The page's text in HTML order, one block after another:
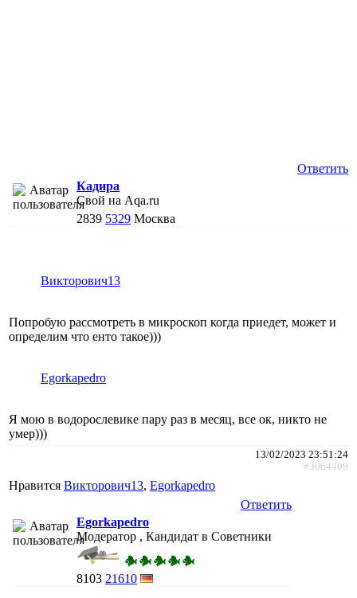
Ответить
Кадира
Свой на Aqa.ru
2839 5329 Москва
Викторович13
Попробую рассмотреть в микроскоп когда приедет, может и
определим что енто такое)))
Egorkapedro
Я мою в водорослевике пару раз в месяц, все ок, никто не
умер)))
13/02/2023 23:51:24
#3064409
Нравится Викторович13, Egorkapedro
Ответить
Egorkapedro
Модератор , Кандидат в Советники
8103 21610